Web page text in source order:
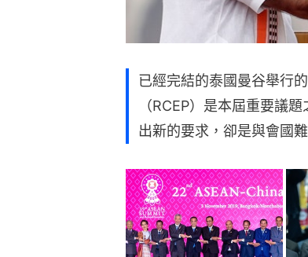
已經完結的泰國曼谷舉行
（RCEP）是本屆重要議
出新的要求，卻是與會國